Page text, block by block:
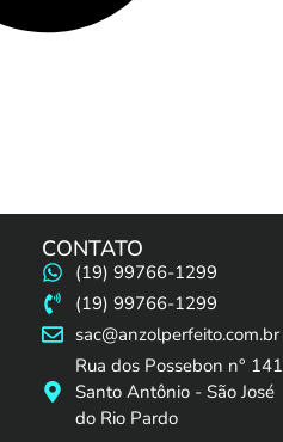
CONTATO
(19) 99766-1299
(19) 99766-1299
sac@anzolperfeito.com.br
Rua dos Possebon n° 141
Santo Antônio - São José
do Rio Pardo